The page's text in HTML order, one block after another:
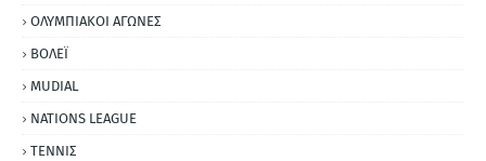
ΟΛΥΜΠΙΑΚΟΙ ΑΓΩΝΕΣ
ΒΟΛΕΪ
MUDIAL
NATIONS LEAGUE
ΤΕΝΝΙΣ